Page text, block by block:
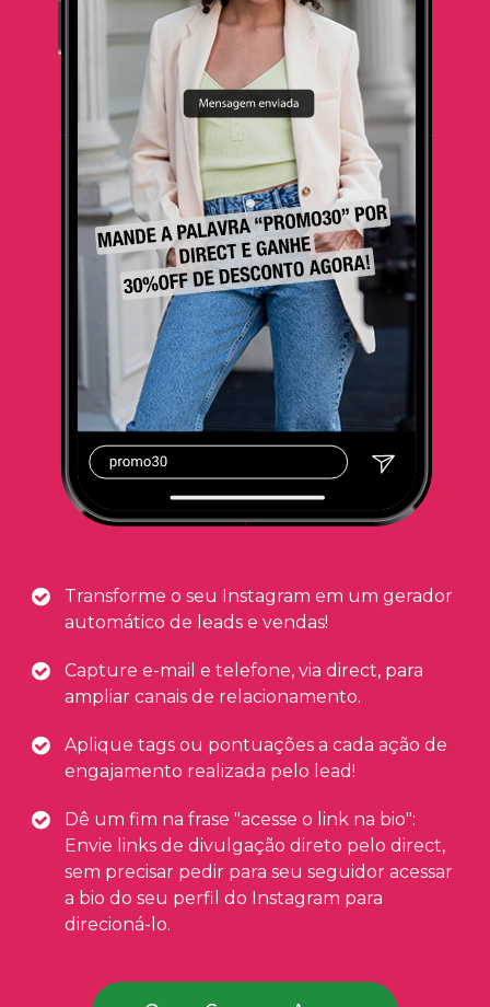
Transforme o seu Instagram em um gerador
automático de leads e vendas!
Capture e-mail e telefone, via direct, para
ampliar canais de relacionamento.
Aplique tags ou pontuações a cada ação de
engajamento realizada pelo lead!
Dê um fim na frase "acesse o link na bio":
Envie links de divulgação direto pelo direct,
sem precisar pedir para seu seguidor acessar
a bio do seu perfil do Instagram para
direcioná-lo.